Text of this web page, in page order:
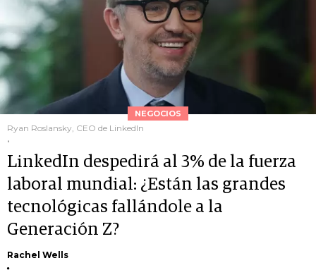
NEGOCIOS
Ryan Roslansky, CEO de LinkedIn
.
LinkedIn despedirá al 3% de la fuerza
laboral mundial: ¿Están las grandes
tecnológicas fallándole a la
Generación Z?
Rachel Wells